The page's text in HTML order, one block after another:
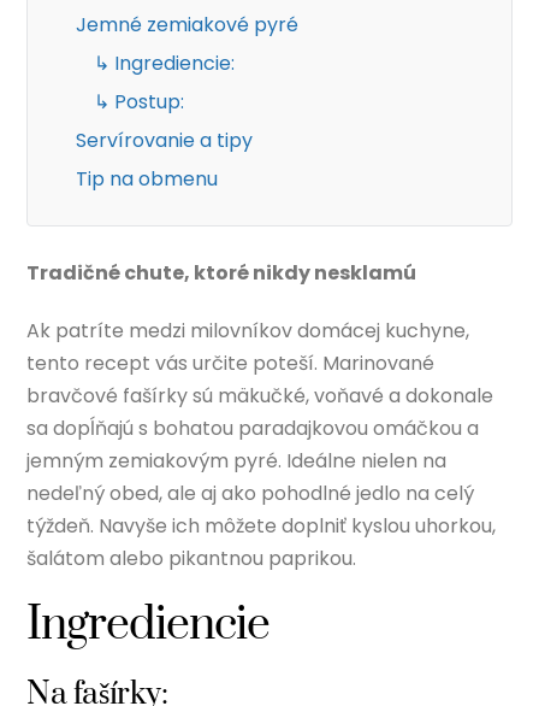
Jemné zemiakové pyré
↳ Ingrediencie:
↳ Postup:
Servírovanie a tipy
Tip na obmenu
Tradičné chute, ktoré nikdy nesklamú
Ak patríte medzi milovníkov domácej kuchyne,
tento recept vás určite poteší. Marinované
bravčové fašírky sú mäkučké, voňavé a dokonale
sa dopĺňajú s bohatou paradajkovou omáčkou a
jemným zemiakovým pyré. Ideálne nielen na
nedeľný obed, ale aj ako pohodlné jedlo na celý
týždeň. Navyše ich môžete doplniť kyslou uhorkou,
šalátom alebo pikantnou paprikou.
Ingrediencie
Na fašírky: